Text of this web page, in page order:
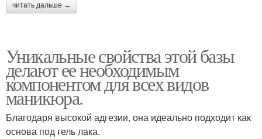
читать дальше →
Уникальные свойства этой базы
делают ее необходимым
компонентом для всех видов
маникюра.
Благодаря высокой адгезии, она идеально подходит как
основа под гель лака.